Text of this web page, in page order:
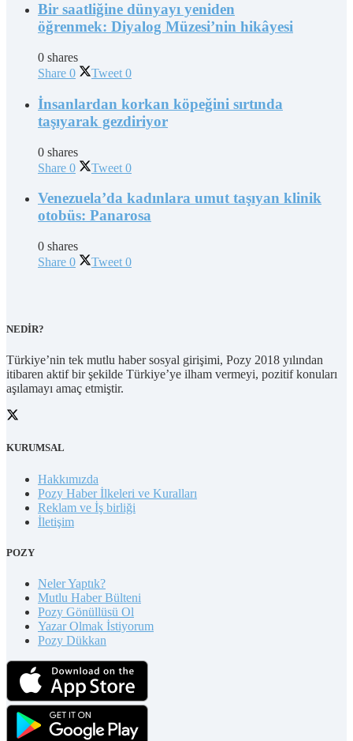
Bir saatliğine dünyayı yeniden
öğrenmek: Diyalog Müzesi’nin hikâyesi
0 shares
Share 0 Tweet 0
İnsanlardan korkan köpeğini sırtında
taşıyarak gezdiriyor
0 shares
Share 0 Tweet 0
Venezuela’da kadınlara umut taşıyan klinik
otobüs: Panarosa
0 shares
Share 0 Tweet 0
NEDİR?
Türkiye’nin tek mutlu haber sosyal girişimi, Pozy 2018 yılından
itibaren aktif bir şekilde Türkiye’ye ilham vermeyi, pozitif konuları
aşılamayı amaç etmiştir.
KURUMSAL
Hakkımızda
Pozy Haber İlkeleri ve Kuralları
Reklam ve İş birliği
İletişim
POZY
Neler Yaptık?
Mutlu Haber Bülteni
Pozy Gönüllüsü Ol
Yazar Olmak İstiyorum
Pozy Dükkan